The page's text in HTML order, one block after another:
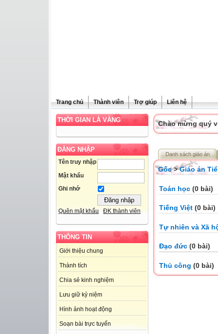
Trang chủ Thành viên Trợ giúp Liên hệ
THỜI GIAN LÀ VÀNG
ĐĂNG NHẬP
Tên truy nhập
Mật khẩu
Ghi nhớ
Quên mật khẩu ĐK thành viên
THÔNG TIN
Giới thiệu chung
Thành tích
Chia sẻ kinh nghiệm
Lưu giữ kỷ niệm
Hình ảnh hoạt động
Soạn bài trực tuyến
Chào mừng quý
Danh sách giáo án
Gốc>Giáo án
Toán học (0 bài)
Tiếng Việt (0 bài)
Tự nhiên và Xã
Đạo đức (0 bài)
Thủ công (0 bài)